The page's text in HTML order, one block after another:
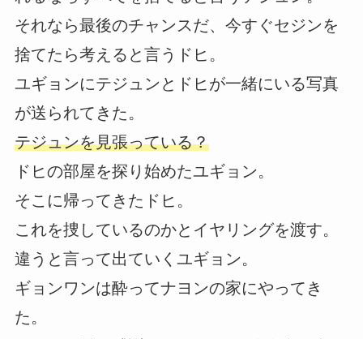
それなら最後のチャンスだ、今すぐセジンを
捨てたら考えると言うドヒ。
ユギョンにテジュンとドヒが一緒にいる写真
が送られてきた。
テジュンを見張っている？
ドヒの部屋を探り始めたユギョン。
そこに帰ってきたドヒ。
これを捜しているのかとイヤリングを渡す。
違うと言って出ていくユギョン。
ギョンワンは酔ってナヨンの家にやってき
た。